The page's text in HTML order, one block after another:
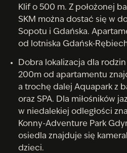
Klif o 500 m. Z położonej
SKM można dostać się w
Sopotu i Gdańska.
od lotniska Gdańsk-
Dobra lokalizacja dla
200m od apartamentu
a trochę dalej Aquapark z
oraz SPA. Dla miłośników
w niedalekiej odległości
Konny-Adventure Park
osiedla znajduje się
dzieci.